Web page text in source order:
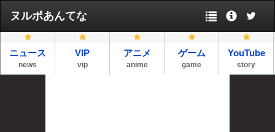
ヌルポあんてな
ニュース
news
VIP
vip
アニメ
anime
ゲーム
game
YouTube
story